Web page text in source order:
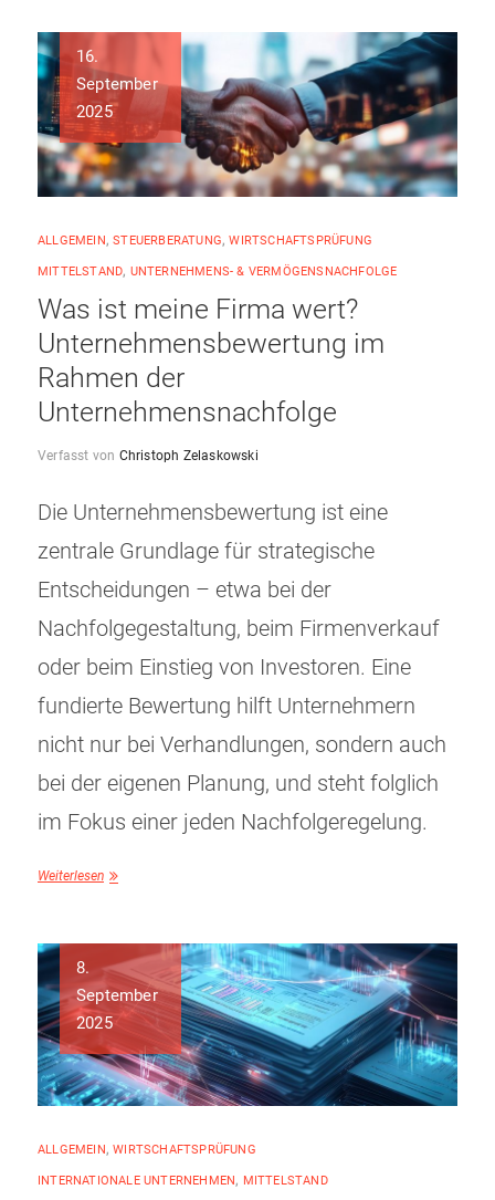
16.
September
2025
ALLGEMEIN,STEUERBERATUNG,WIRTSCHAFTSPRÜFUNG
MITTELSTAND, UNTERNEHMENS- & VERMÖGENSNACHFOLGE
Was ist meine Firma wert?
Unternehmensbewertung im
Rahmen der
Unternehmensnachfolge
Verfasst von Christoph Zelaskowski
Die Unternehmensbewertung ist eine
zentrale Grundlage für strategische
Entscheidungen – etwa bei der
Nachfolgegestaltung, beim Firmenverkauf
oder beim Einstieg von Investoren. Eine
fundierte Bewertung hilft Unternehmern
nicht nur bei Verhandlungen, sondern auch
bei der eigenen Planung, und steht folglich
im Fokus einer jeden Nachfolgeregelung.
Weiterlesen
8.
September
2025
ALLGEMEIN,WIRTSCHAFTSPRÜFUNG
INTERNATIONALE UNTERNEHMEN, MITTELSTAND